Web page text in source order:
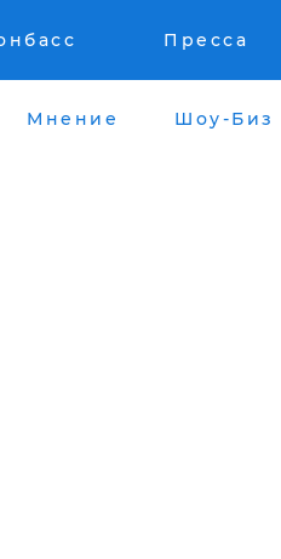
Пресса
Мнение Шоу-Биз